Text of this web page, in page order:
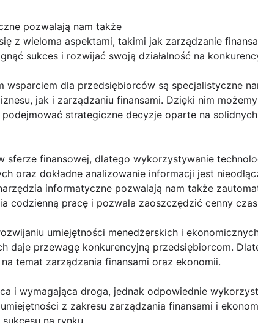
pozwalają nam także
z wieloma aspektami, takimi jak zarządzanie
sukces i rozwijać swoją działalność na
wsparciem dla przedsiębiorców są specjalistyczne
jak i zarządzaniu finansami. Dzięki nim
strategiczne decyzje oparte na
sferze finansowej, dlatego wykorzystywanie
oraz dokładne analizowanie informacji jest
informatyczne pozwalają nam także
codzienną pracę i pozwala zaoszczędzić cenny
umiejętności menedżerskich i
daje przewagę konkurencyjną przedsiębiorcom.
temat zarządzania finansami oraz ekonomii.
i wymagająca droga, jednak odpowiednie
z zakresu zarządzania finansami i